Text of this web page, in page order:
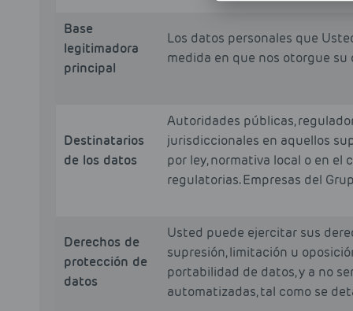
Base
legitimadora
principal
Los datos personales que
medida en que nos otorgue
Destinatarios
de los datos
Autoridades públicas,
jurisdiccionales en aquellos
por ley, normativa local o en
regulatorias. Empresas del
Derechos de
protección de
datos
Usted puede ejercitar sus
supresión, limitación u
portabilidad de datos, y a no
automatizadas, tal como se